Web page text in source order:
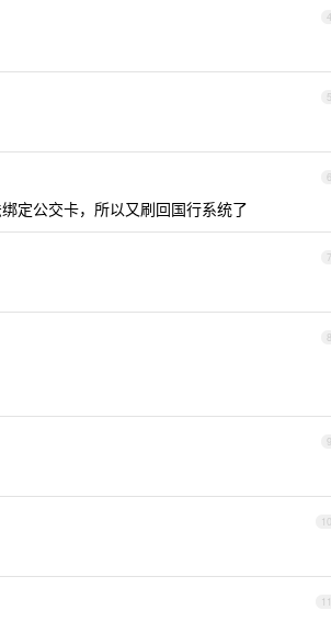
4
5
6
定公交卡，所以又刷回国行系统了
7
8
9
10
11